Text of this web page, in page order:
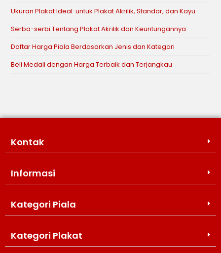
Ukuran Plakat Ideal: untuk Plakat Akrilik, Standar, dan Kayu
Serba-serbi Tentang Plakat Akrilik dan Keuntungannya
Daftar Harga Piala Berdasarkan Jenis dan Kategori
Beli Medali dengan Harga Terbaik dan Terjangkau
Kontak
Informasi
Kategori Piala
Kategori Plakat
Create The Impression